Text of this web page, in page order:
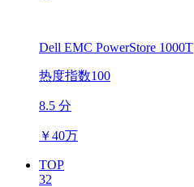
Dell EMC PowerStore 1000T
热度指数100
8.5 分
￥40万
TOP
32